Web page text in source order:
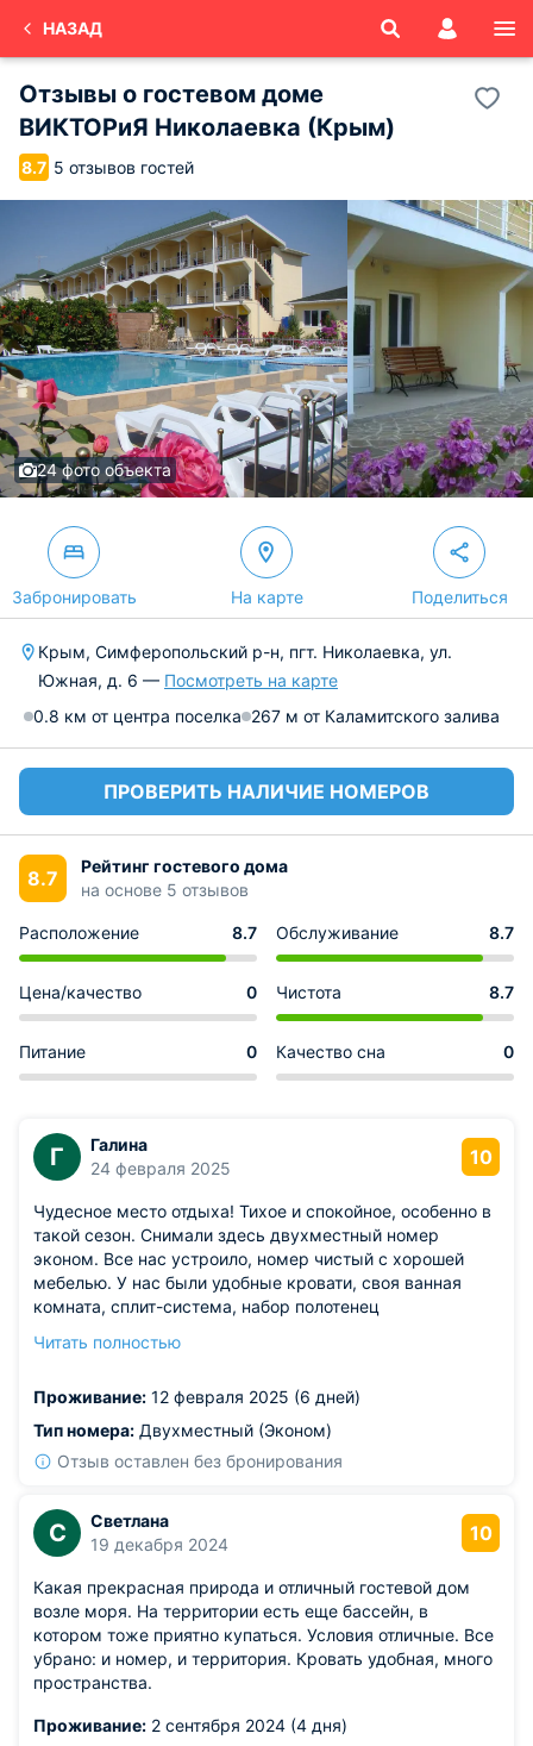
НАЗАД
Отзывы о гостевом доме
ВИКТОРиЯ Николаевка (Крым)
8.7 5 отзывов гостей
24 фото объекта
Забронировать На карте Поделиться
Крым, Симферопольский р-н, пгт. Николаевка, ул.
Южная, д. 6 — Посмотреть на карте
0.8 км от центра поселка 267 м от Каламитского залива
ПРОВЕРИТЬ НАЛИЧИЕ НОМЕРОВ
8.7
Рейтинг гостевого дома
на основе 5 отзывов
Расположение 8.7 Обслуживание 8.7
Цена/качество 0 Чистота 8.7
Питание 0 Качество сна 0
Г
Галина
24 февраля 2025
10
Чудесное место отдыха! Тихое и спокойное, особенно в
такой сезон. Снимали здесь двухместный номер
эконом. Все нас устроило, номер чистый с хорошей
мебелью. У нас были удобные кровати, своя ванная
комната, сплит-система, набор полотенец
царит спокойная атмосфера. Внимательное отношение к
Читать полностью
Проживание: 12 февраля 2025 (6 дней)
Тип номера: Двухместный (Эконом)
Отзыв оставлен без бронирования
С
Светлана
19 декабря 2024
10
Какая прекрасная природа и отличный гостевой дом
возле моря. На территории есть еще бассейн, в
котором тоже приятно купаться. Условия отличные. Все
убрано: и номер, и территория. Кровать удобная, много
пространства.
Проживание: 2 сентября 2024 (4 дня)